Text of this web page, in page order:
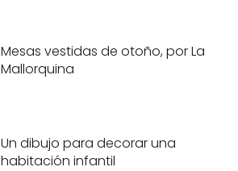
Mesas vestidas de otoño, por La
Mallorquina
Un dibujo para decorar una
habitación infantil